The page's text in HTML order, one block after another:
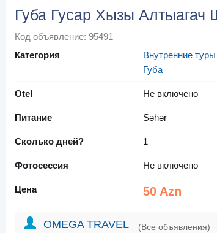
Губа Гусар Хызы Алтыагач
Код объявление: 95491
Категория
Внутренние туры
Губа
Otel Не включено
Питание Səhər
Сколько дней? 1
Фотосессия Не включено
Цена 50 Azn
OMEGA TRAVEL (Все объявления)